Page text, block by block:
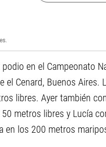
en el Campeonato
el Cenard, Buenos Aires.
libres. Ayer también
metros libres y Lucía
en los 200 metros